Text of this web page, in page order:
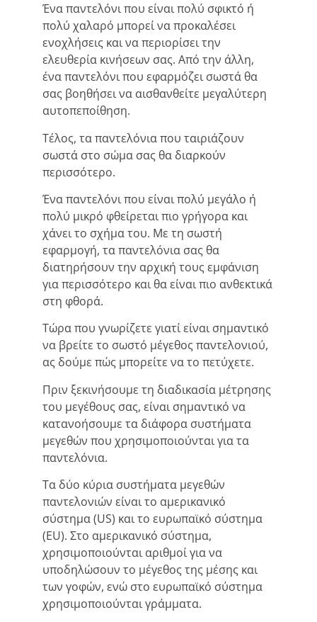
Ένα παντελόνι που είναι πολύ σφικτό ή
πολύ χαλαρό μπορεί να προκαλέσει
ενοχλήσεις και να περιορίσει την
ελευθερία κινήσεων σας. Από την άλλη,
ένα παντελόνι που εφαρμόζει σωστά θα
σας βοηθήσει να αισθανθείτε μεγαλύτερη
αυτοπεποίθηση.
Τέλος, τα παντελόνια που ταιριάζουν
σωστά στο σώμα σας θα διαρκούν
περισσότερο.
Ένα παντελόνι που είναι πολύ μεγάλο ή
πολύ μικρό φθείρεται πιο γρήγορα και
χάνει το σχήμα του. Με τη σωστή
εφαρμογή, τα παντελόνια σας θα
διατηρήσουν την αρχική τους εμφάνιση
για περισσότερο και θα είναι πιο ανθεκτικά
στη φθορά.
Τώρα που γνωρίζετε γιατί είναι σημαντικό
να βρείτε το σωστό μέγεθος παντελονιού,
ας δούμε πώς μπορείτε να το πετύχετε.
Πριν ξεκινήσουμε τη διαδικασία μέτρησης
του μεγέθους σας, είναι σημαντικό να
κατανοήσουμε τα διάφορα συστήματα
μεγεθών που χρησιμοποιούνται για τα
παντελόνια.
Τα δύο κύρια συστήματα μεγεθών
παντελονιών είναι το αμερικανικό
σύστημα (US) και το ευρωπαϊκό σύστημα
(EU). Στο αμερικανικό σύστημα,
χρησιμοποιούνται αριθμοί για να
υποδηλώσουν το μέγεθος της μέσης και
των γοφών, ενώ στο ευρωπαϊκό σύστημα
χρησιμοποιούνται γράμματα.